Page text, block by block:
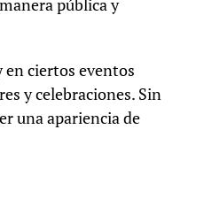
pública y
en ciertos eventos
y celebraciones. Sin
una apariencia de